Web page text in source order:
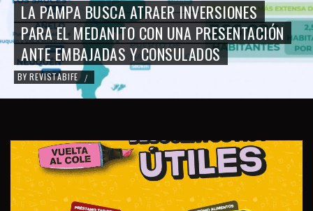
LA PAMPA BUSCA ATRAER INVERSIONES
PARA EL MEDANITO CON UNA PRESENTACIÓN
ANTE EMBAJADAS Y CONSULADOS
BY REVISTABIFE /